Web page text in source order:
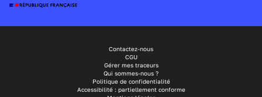
Contactez-nous
CGU
Gérer mes traceurs
Qui sommes-nous ?
Politique de confidentialité
Accessibilité : partiellement conforme